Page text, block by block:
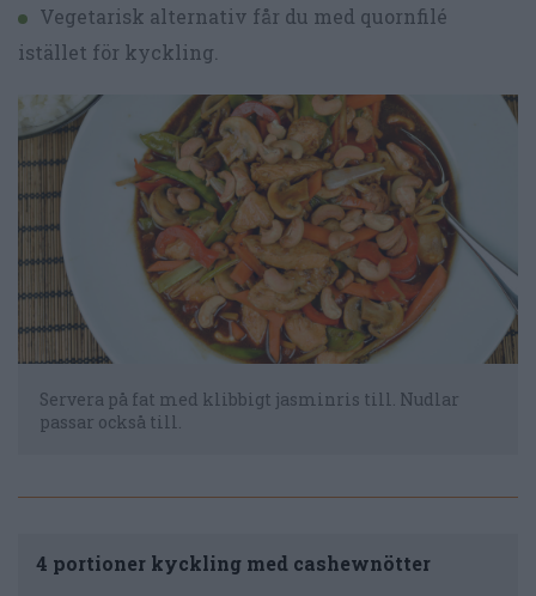
Vegetarisk alternativ får du med quornfilé
istället för kyckling.
Servera på fat med klibbigt jasminris till. Nudlar
passar också till.
4 portioner kyckling med cashewnötter